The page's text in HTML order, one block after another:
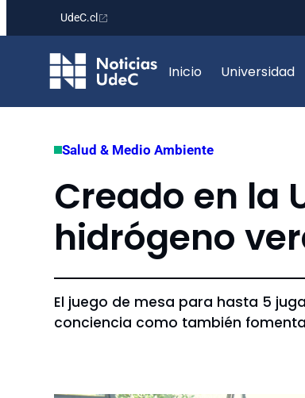
contenido
UdeC.cl
Inicio Universidad
Salud & Medio Ambiente
Creado en la
hidrógeno
El juego de mesa para hasta 5
conciencia como también